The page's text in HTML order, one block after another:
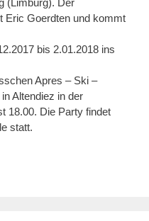
Eric Goerdten und kommt
bis 2.01.2018 ins
Apres – Ski –
Altendiez in der
18.00. Die Party findet
statt.